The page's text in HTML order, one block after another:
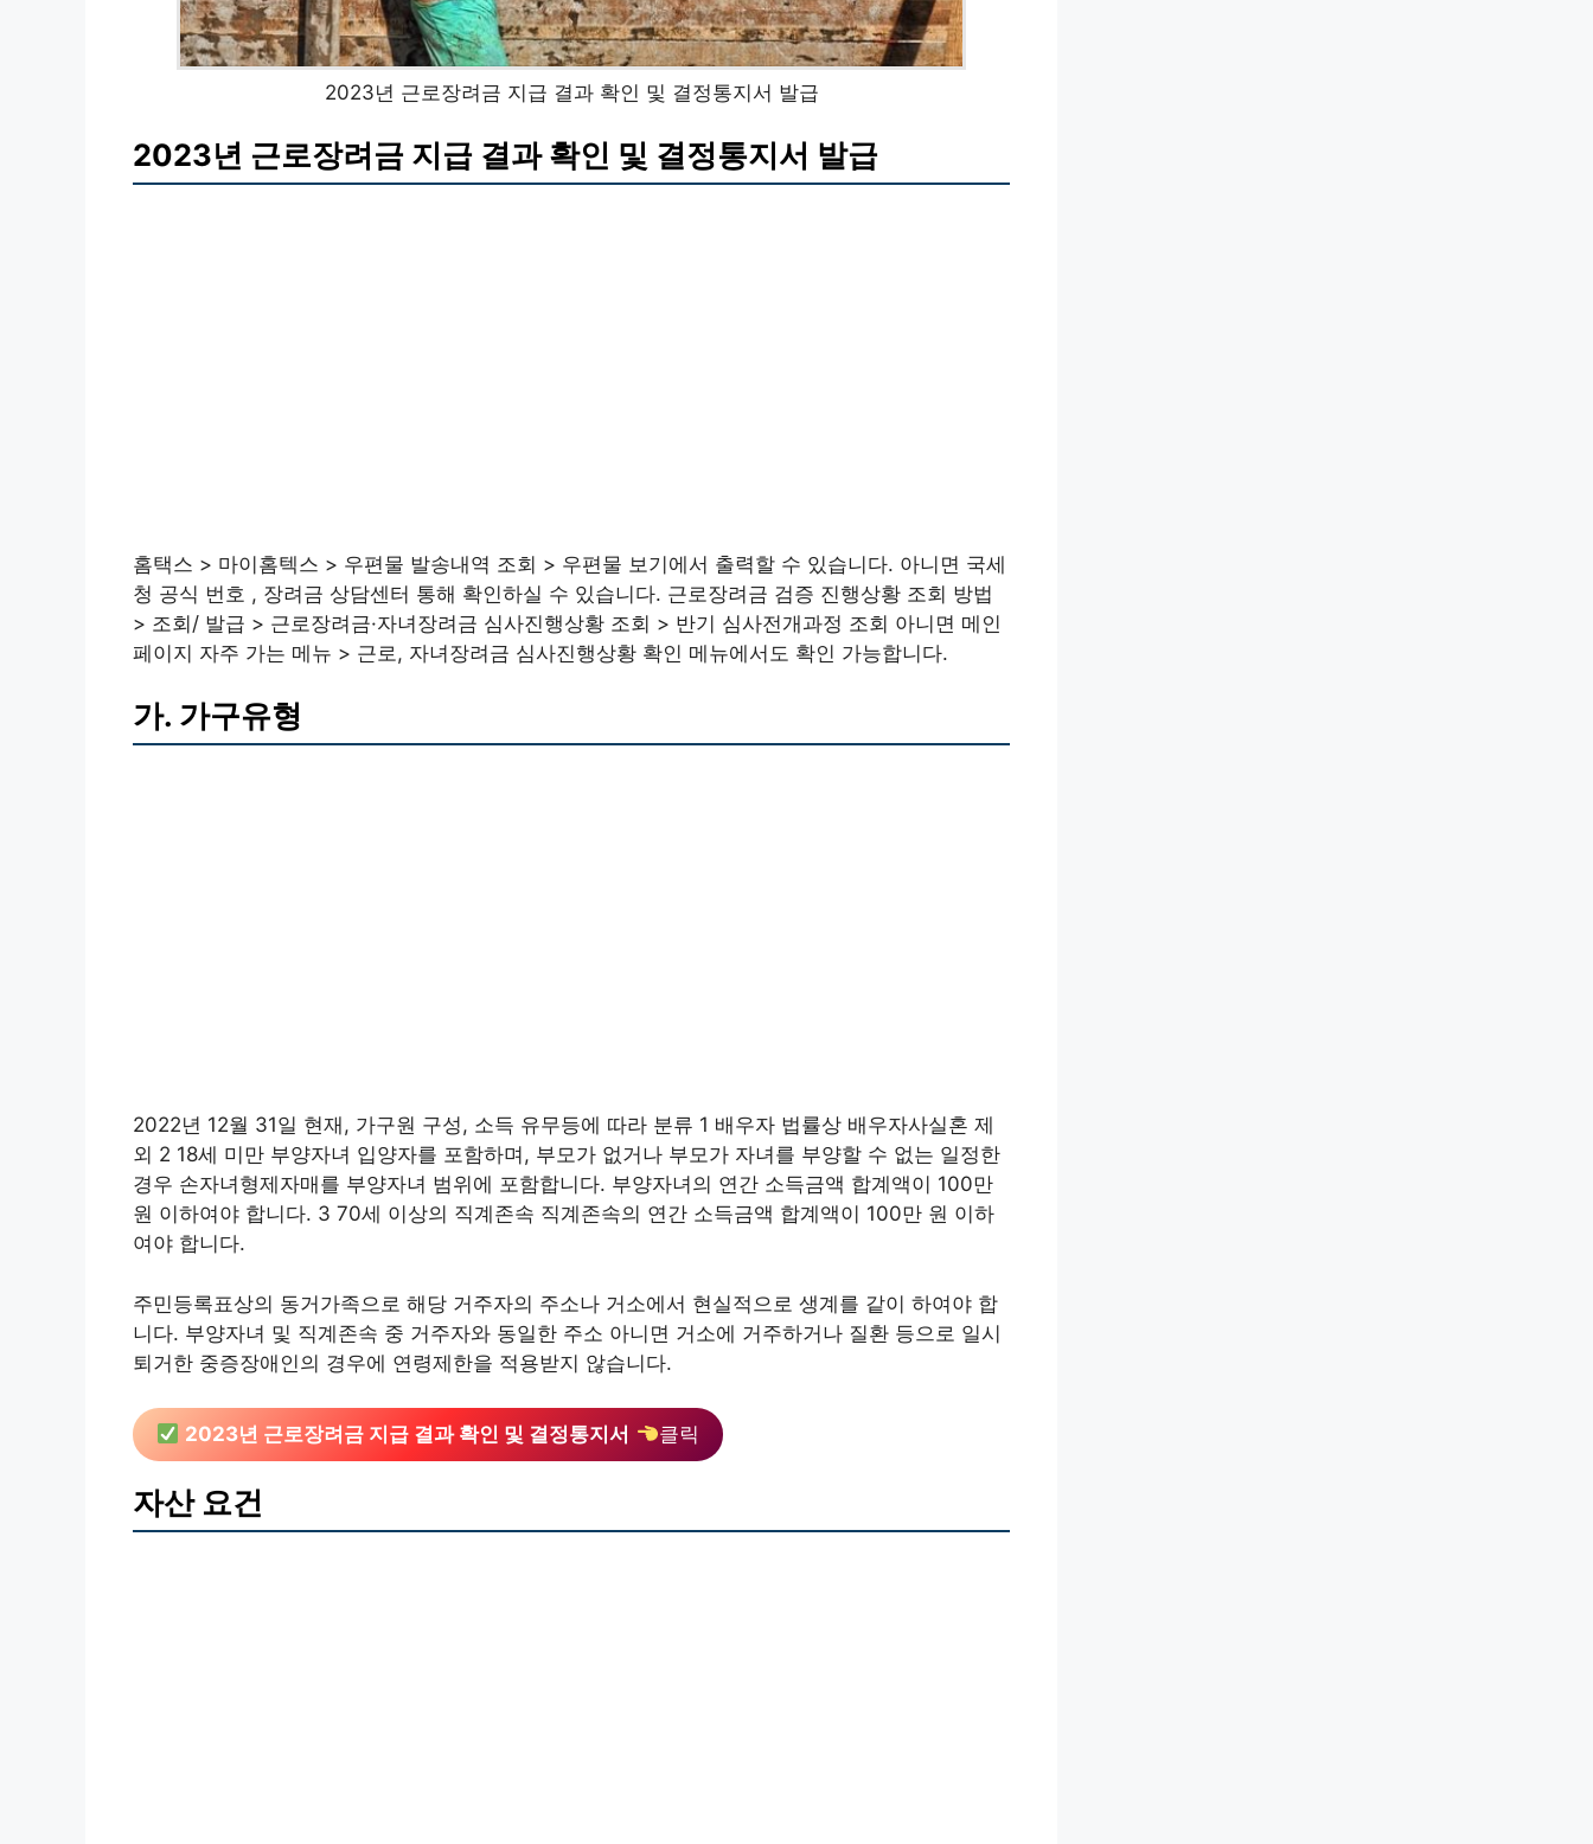
2023년 근로장려금 지급 결과 확인 및 결정통지서 발급
2023년 근로장려금 지급 결과 확인 및 결정통지서 발급
홈택스 > 마이홈텍스 > 우편물 발송내역 조회 > 우편물 보기에서 출력할 수 있습니다. 아니면 국세
청 공식 번호 , 장려금 상담센터 통해 확인하실 수 있습니다. 근로장려금 검증 진행상황 조회 방법
> 조회/ 발급 > 근로장려금·자녀장려금 심사진행상황 조회 > 반기 심사전개과정 조회 아니면 메인
페이지 자주 가는 메뉴 > 근로, 자녀장려금 심사진행상황 확인 메뉴에서도 확인 가능합니다.
가. 가구유형
2022년 12월 31일 현재, 가구원 구성, 소득 유무등에 따라 분류 1 배우자 법률상 배우자사실혼 제
외 2 18세 미만 부양자녀 입양자를 포함하며, 부모가 없거나 부모가 자녀를 부양할 수 없는 일정한
경우 손자녀형제자매를 부양자녀 범위에 포함합니다. 부양자녀의 연간 소득금액 합계액이 100만
원 이하여야 합니다. 3 70세 이상의 직계존속 직계존속의 연간 소득금액 합계액이 100만 원 이하
여야 합니다.
주민등록표상의 동거가족으로 해당 거주자의 주소나 거소에서 현실적으로 생계를 같이 하여야 합
니다. 부양자녀 및 직계존속 중 거주자와 동일한 주소 아니면 거소에 거주하거나 질환 등으로 일시
퇴거한 중증장애인의 경우에 연령제한을 적용받지 않습니다.
2023년 근로장려금 지급 결과 확인 및 결정통지서 클릭
자산 요건